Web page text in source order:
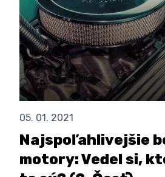
05. 01. 2021
Najspoľahlivejšie
motory: Vedel si,